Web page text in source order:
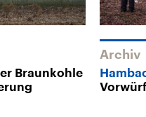
Braunkohle
Archiv